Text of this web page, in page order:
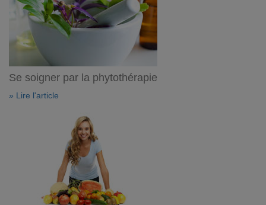
Se soigner par la phytothérapie
» Lire l'article